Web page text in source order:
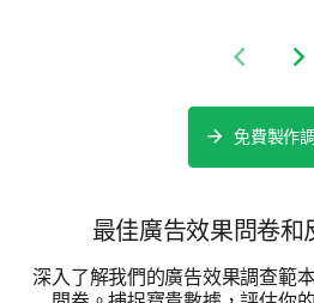
是
推薦給朋友
訂閱電子報
Previous
免費製作
最佳廣告效果問卷和
深入了解我們的廣告效果調查範